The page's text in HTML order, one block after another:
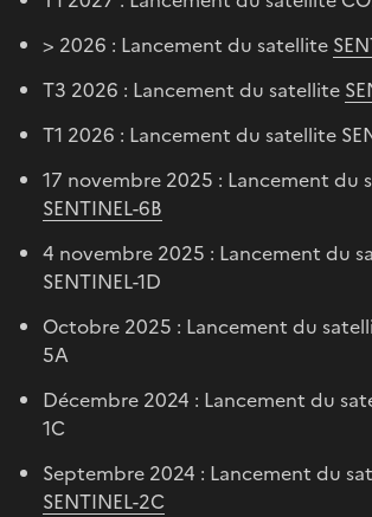
> 2026 : Lancement du satellite
T3 2026 : Lancement du satellite
T1 2026 : Lancement du satellite
17 novembre 2025 : Lancement du
SENTINEL-6B
4 novembre 2025 : Lancement du
SENTINEL-1D
Octobre 2025 : Lancement du
5A
Décembre 2024 : Lancement du
1C
Septembre 2024 : Lancement du
SENTINEL-2C